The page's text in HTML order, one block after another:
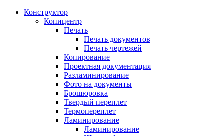
Конструктор
Копицентр
Печать
Печать документов
Печать чертежей
Копирование
Проектная документация
Разламинирование
Фото на документы
Брошюровка
Твердый переплет
Термопереплет
Ламинирование
Ламинирование